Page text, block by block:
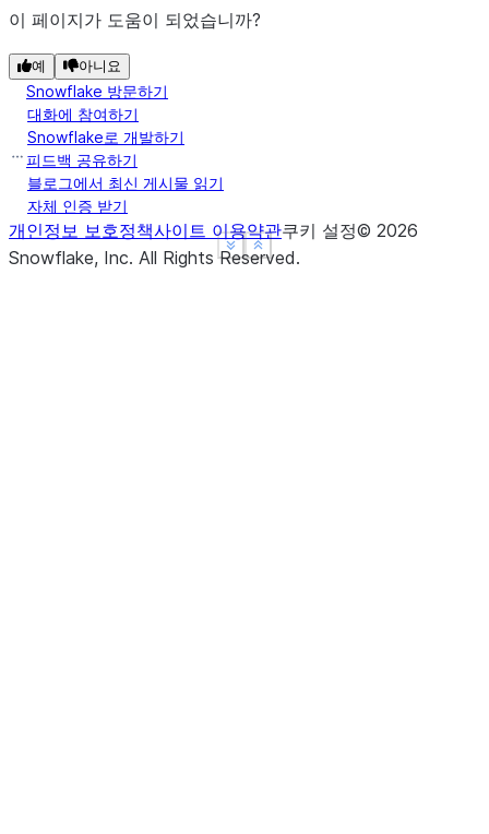
Show less
See more
Show less
See more
이 페이지가 도움이 되었습니까?
예 아니요
Snowflake 방문하기
대화에 참여하기
Snowflake로 개발하기
피드백 공유하기
블로그에서 최신 게시물 읽기
자체 인증 받기
개인정보 보호정책사이트 이용약관쿠키 설정© 2026
Snowflake, Inc. All Rights Reserved.